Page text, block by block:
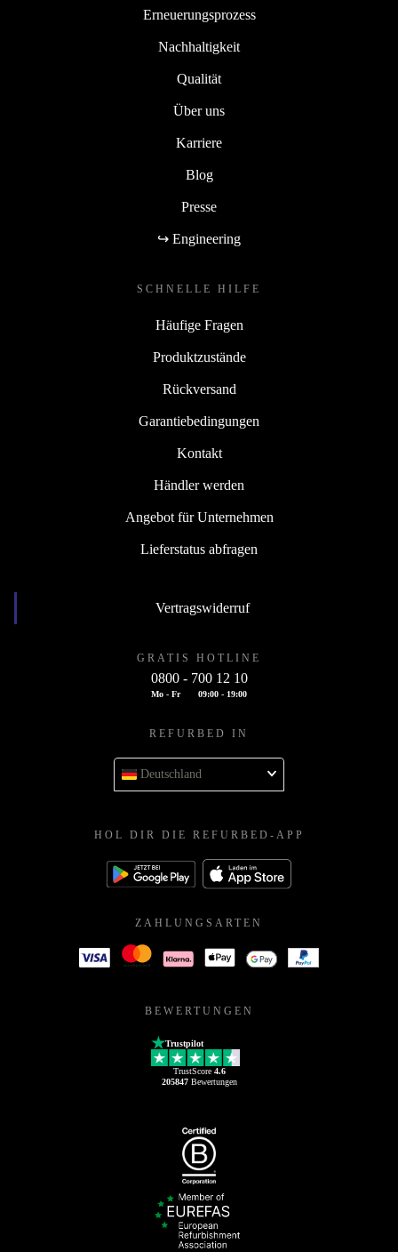
Erneuerungsprozess
Nachhaltigkeit
Qualität
Über uns
Karriere
Blog
Presse
↪ Engineering
SCHNELLE HILFE
Häufige Fragen
Produktzustände
Rückversand
Garantiebedingungen
Kontakt
Händler werden
Angebot für Unternehmen
Lieferstatus abfragen
Vertragswiderruf
GRATIS HOTLINE
0800 - 700 12 10
Mo - Fr 09:00 - 19:00
REFURBED IN
Deutschland
HOL DIR DIE REFURBED-APP
ZAHLUNGSARTEN
BEWERTUNGEN
Trustpilot
TrustScore 4.6
205847Bewertungen